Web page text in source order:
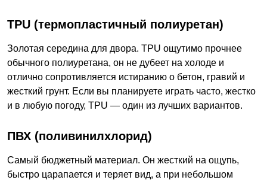
TPU (термопластичный полиуретан)
Золотая середина для двора. TPU ощутимо прочнее
обычного полиуретана, он не дубеет на холоде и
отлично сопротивляется истиранию о бетон, гравий и
жесткий грунт. Если вы планируете играть часто, жестко
и в любую погоду, TPU — один из лучших вариантов.
ПВХ (поливинилхлорид)
Самый бюджетный материал. Он жесткий на ощупь,
быстро царапается и теряет вид, а при небольшом